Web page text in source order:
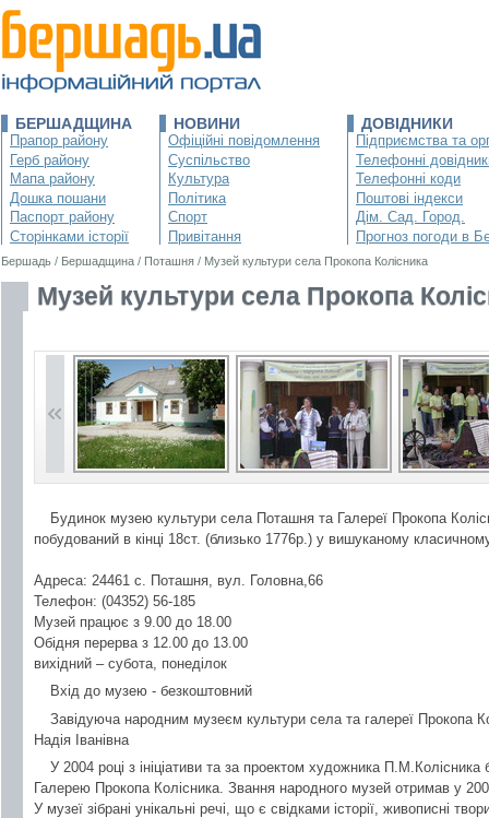
БЕРШАДЩИНА
Прапор району
Герб району
Мапа району
Дошка пошани
Паспорт району
Сторінками історії
НОВИНИ
Офіційні повідомлення
Суспільство
Культура
Політика
Спорт
Привітання
ДОВІДНИКИ
Підприємства та
Телефонні
Телефонні коди
Поштові індекси
Дім. Сад. Город.
Прогноз погоди в
Бершадь / Бершадщина / Поташня / Музей культури села Прокопа Колісника
Музей культури села Прокопа
Будинок музею культури села Поташня та Галереї Прокопа
побудований в кінці 18ст. (близько 1776р.) у вишуканому
Адреса: 24461 с. Поташня, вул. Головна,66
Телефон: (04352) 56-185
Музей працює з 9.00 до 18.00
Обідня перерва з 12.00 до 13.00
вихідний – субота, понеділок
Вхід до музею - безкоштовний
Завідуюча народним музеєм культури села та галереї Прокопа
Надія Іванівна
У 2004 році з ініціативи та за проектом художника
Галерею Прокопа Колісника. Звання народного музей отримав у
У музеї зібрані унікальні речі, що є свідками історії, живописні